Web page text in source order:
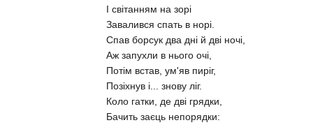
І світанням на зорі
Завалився спать в норі.
Спав борсук два дні й дві ночі,
Аж запухли в нього очі,
Потім встав, ум'яв пиріг,
Позіхнув і... знову ліг.
Коло гатки, де дві грядки,
Бачить заєць непорядки: